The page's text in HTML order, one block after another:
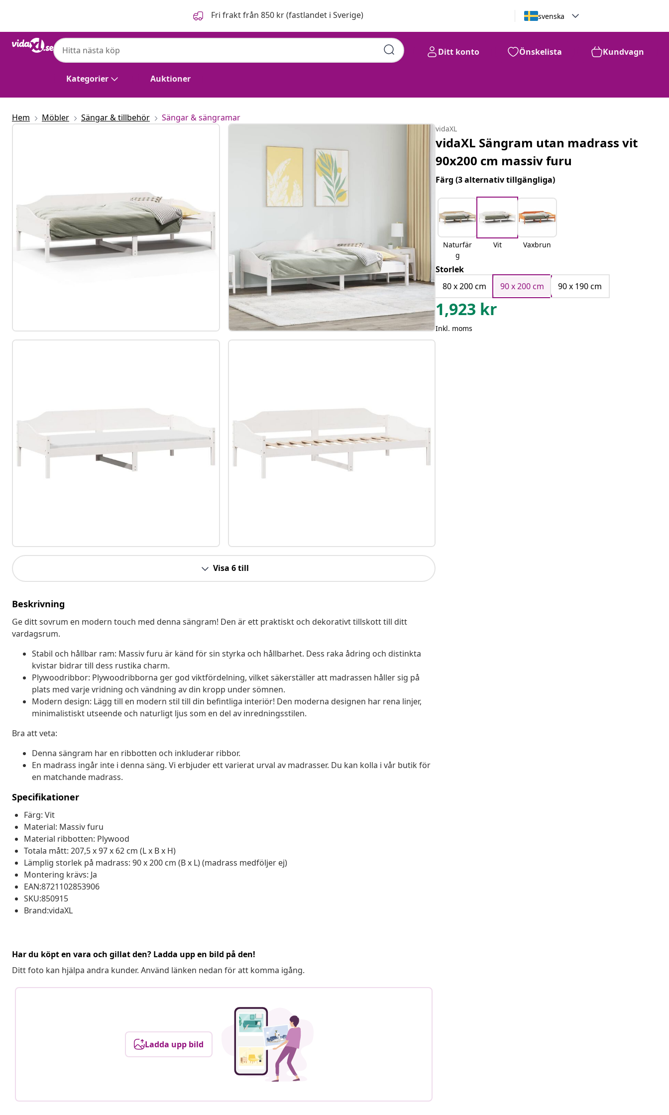
Fri frakt från 850 kr (fastlandet i Sverige) svenska
Kategorier Auktioner
Ditt konto Önskelista Kundvagn
Hem Möbler Sängar & tillbehör Sängar & sängramar
Visa 6 till
Beskrivning
Ge ditt sovrum en modern touch med denna sängram! Den är ett praktiskt och dekorativt tillskott till ditt
vardagsrum.
Stabil och hållbar ram: Massiv furu är känd för sin styrka och hållbarhet. Dess raka ådring och distinkta
kvistar bidrar till dess rustika charm.
Plywoodribbor: Plywoodribborna ger god viktfördelning, vilket säkerställer att madrassen håller sig på
plats med varje vridning och vändning av din kropp under sömnen.
Modern design: Lägg till en modern stil till din befintliga interiör! Den moderna designen har rena linjer,
minimalistiskt utseende och naturligt ljus som en del av inredningsstilen.
Bra att veta:
Denna sängram har en ribbotten och inkluderar ribbor.
En madrass ingår inte i denna säng. Vi erbjuder ett varierat urval av madrasser. Du kan kolla i vår butik för
en matchande madrass.
Specifikationer
Färg: Vit
Material: Massiv furu
Material ribbotten: Plywood
Totala mått: 207,5 x 97 x 62 cm (L x B x H)
Lämplig storlek på madrass: 90 x 200 cm (B x L) (madrass medföljer ej)
Montering krävs: Ja
EAN:8721102853906
SKU:850915
Brand:vidaXL
Har du köpt en vara och gillat den? Ladda upp en bild på den!
Ditt foto kan hjälpa andra kunder. Använd länken nedan för att komma igång.
Ladda upp bild
vidaXL
vidaXL Sängram utan madrass vit
90x200 cm massiv furu
Färg(3 alternativ tillgängliga)
Naturfär
g
Vit Vaxbrun
Storlek
80 x 200 cm
90 x 200 cm 90 x 190 cm
1,923 kr
Inkl. moms